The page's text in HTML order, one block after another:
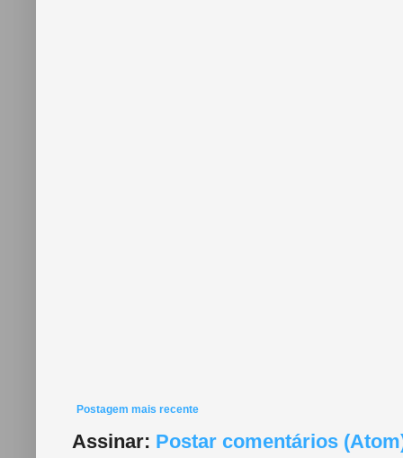
Postagem mais recente
Assinar: Postar comentários